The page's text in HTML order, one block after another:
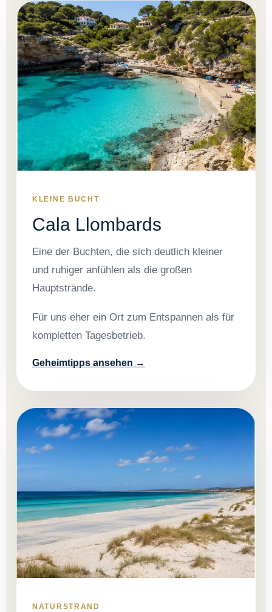
KLEINE BUCHT
Cala Llombards
Eine der Buchten, die sich deutlich kleiner
und ruhiger anfühlen als die großen
Hauptstrände.
Für uns eher ein Ort zum Entspannen als für
kompletten Tagesbetrieb.
Geheimtipps ansehen →
NATURSTRAND